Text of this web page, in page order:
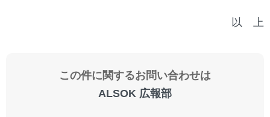
以 上
この件に関するお問い合わせは
ALSOK 広報部